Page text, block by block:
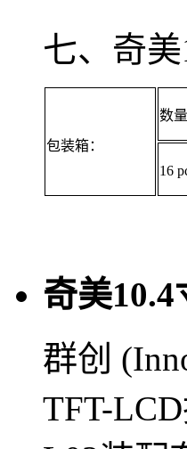
七、奇
包装箱：
数量
16
奇美
群创
TFT-